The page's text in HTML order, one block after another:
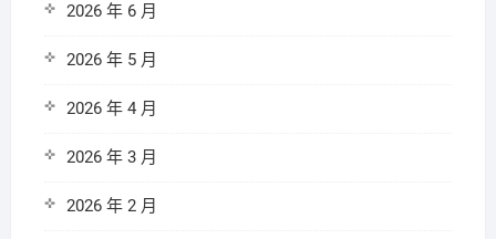
2026 年 6 月
2026 年 5 月
2026 年 4 月
2026 年 3 月
2026 年 2 月